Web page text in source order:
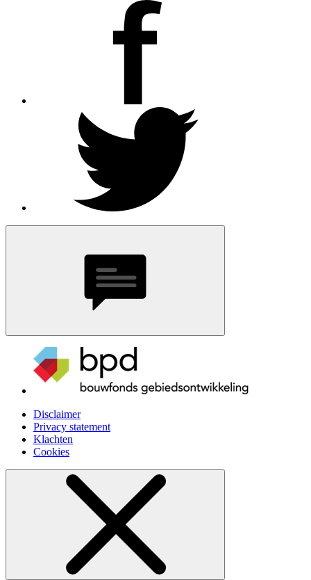
Disclaimer
Privacy statement
Klachten
Cookies